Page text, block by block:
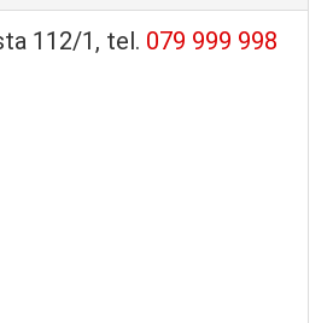
112/1, tel. 079 999 998